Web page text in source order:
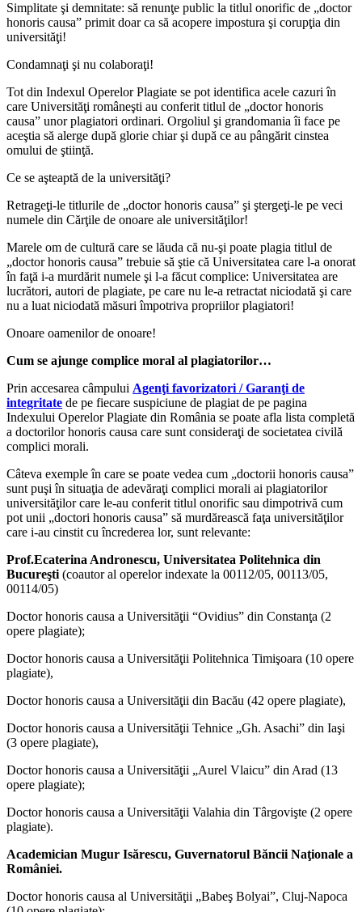
Simplitate şi demnitate: să renunţe public la titlul onorific de „doctor
honoris causa” primit doar ca să acopere impostura şi corupţia din
universităţi!
Condamnaţi şi nu colaboraţi!
Tot din Indexul Operelor Plagiate se pot identifica acele cazuri în
care Universităţi româneşti au conferit titlul de „doctor honoris
causa” unor plagiatori ordinari. Orgoliul şi grandomania îi face pe
aceştia să alerge după glorie chiar şi după ce au pângărit cinstea
omului de ştiinţă.
Ce se aşteaptă de la universităţi?
Retrageţi-le titlurile de „doctor honoris causa” şi ştergeţi-le pe veci
numele din Cărţile de onoare ale universităţilor!
Marele om de cultură care se lăuda că nu-şi poate plagia titlul de
„doctor honoris causa” trebuie să ştie că Universitatea care l-a onorat
în faţă i-a murdărit numele şi l-a făcut complice: Universitatea are
lucrători, autori de plagiate, pe care nu le-a retractat niciodată şi care
nu a luat niciodată măsuri împotriva propriilor plagiatori!
Onoare oamenilor de onoare!
Cum se ajunge complice moral al plagiatorilor…
Prin accesarea câmpului Agenţi favorizatori / Garanţi de
integritate de pe fiecare suspiciune de plagiat de pe pagina
Indexului Operelor Plagiate din România se poate afla lista completă
a doctorilor honoris causa care sunt consideraţi de societatea civilă
complici morali.
Câteva exemple în care se poate vedea cum „doctorii honoris causa”
sunt puşi în situaţia de adevăraţi complici morali ai plagiatorilor
universităţilor care le-au conferit titlul onorific sau dimpotrivă cum
pot unii „doctori honoris causa” să murdărească faţa universităţilor
care i-au cinstit cu încrederea lor, sunt relevante:
Prof.Ecaterina Andronescu, Universitatea Politehnica din
Bucureşti (coautor al operelor indexate la 00112/05, 00113/05,
00114/05)
Doctor honoris causa a Universităţii “Ovidius” din Constanţa (2
opere plagiate);
Doctor honoris causa a Universităţii Politehnica Timişoara (10 opere
plagiate),
Doctor honoris causa a Universităţii din Bacău (42 opere plagiate),
Doctor honoris causa a Universităţii Tehnice „Gh. Asachi” din Iaşi
(3 opere plagiate),
Doctor honoris causa a Universităţii „Aurel Vlaicu” din Arad (13
opere plagiate);
Doctor honoris causa a Universităţii Valahia din Târgovişte (2 opere
plagiate).
Academician Mugur Isărescu, Guvernatorul Băncii Naţionale a
României.
Doctor honoris causa al Universităţii „Babeş Bolyai”, Cluj-Napoca